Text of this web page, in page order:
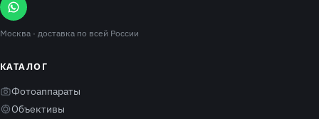
Москва · доставка по всей России
КАТАЛОГ
Фотоаппараты
Объективы